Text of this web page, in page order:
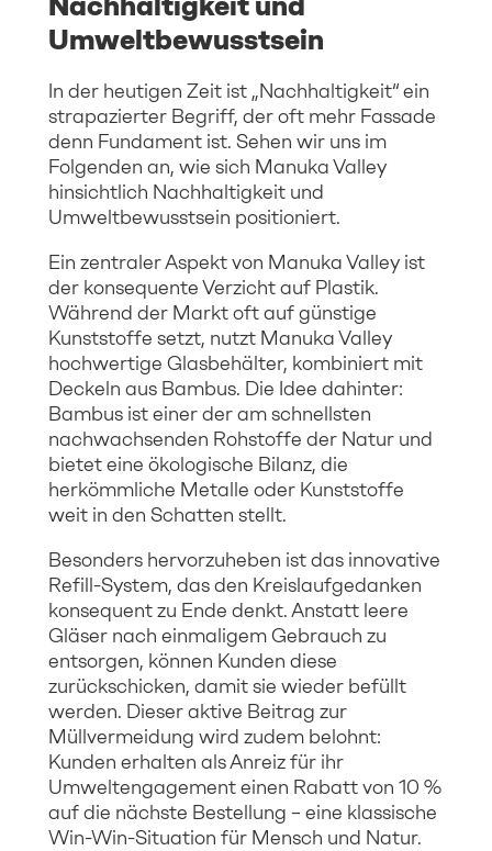
Umweltbewusstsein
In der heutigen Zeit ist „Nachhaltigkeit“ ein
strapazierter Begriff, der oft mehr Fassade
denn Fundament ist. Sehen wir uns im
Folgenden an, wie sich Manuka Valley
hinsichtlich Nachhaltigkeit und
Umweltbewusstsein positioniert.
Ein zentraler Aspekt von Manuka Valley ist
der konsequente Verzicht auf Plastik.
Während der Markt oft auf günstige
Kunststoffe setzt, nutzt Manuka Valley
hochwertige Glasbehälter, kombiniert mit
Deckeln aus Bambus. Die Idee dahinter:
Bambus ist einer der am schnellsten
nachwachsenden Rohstoffe der Natur und
bietet eine ökologische Bilanz, die
herkömmliche Metalle oder Kunststoffe
weit in den Schatten stellt.
Besonders hervorzuheben ist das innovative
Refill-System, das den Kreislaufgedanken
konsequent zu Ende denkt. Anstatt leere
Gläser nach einmaligem Gebrauch zu
entsorgen, können Kunden diese
zurückschicken, damit sie wieder befüllt
werden. Dieser aktive Beitrag zur
Müllvermeidung wird zudem belohnt:
Kunden erhalten als Anreiz für ihr
Umweltengagement einen Rabatt von 10 %
auf die nächste Bestellung – eine klassische
Win-Win-Situation für Mensch und Natur.